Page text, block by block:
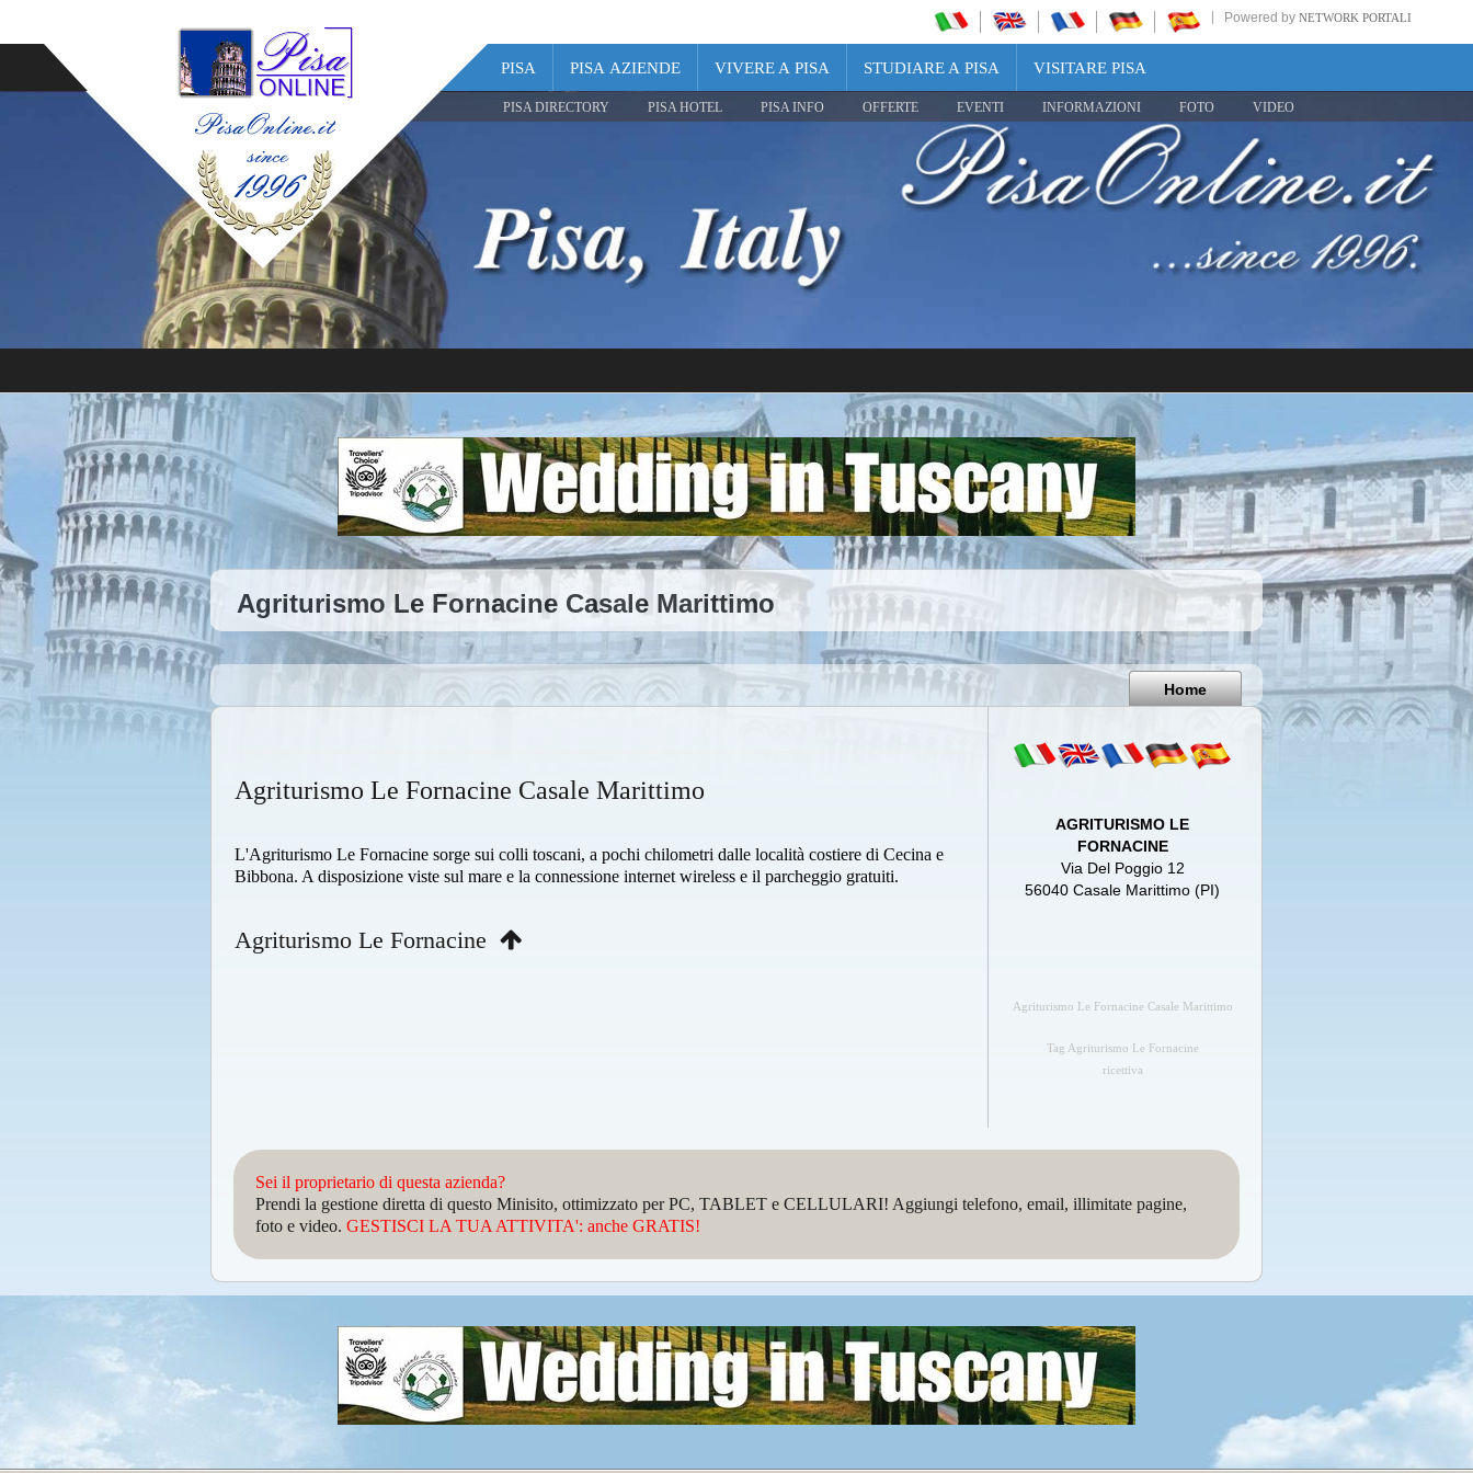
Powered by NETWORK PORTALI
PISA PISA AZIENDE VIVERE A PISA STUDIARE A PISA VISITARE PISA
PISA DIRECTORY PISA HOTEL PISA INFO OFFERTE EVENTI INFORMAZIONI FOTO VIDEO
Share
Pisa
Italy
Agriturismo Le Fornacine Casale Marittimo
Home
Agriturismo Le Fornacine Casale Marittimo
L'Agriturismo Le Fornacine sorge sui colli toscani, a pochi chilometri dalle località costiere di Cecina e
Bibbona. A disposizione viste sul mare e la connessione internet wireless e il parcheggio gratuiti.
Agriturismo Le Fornacine
AGRITURISMO LE
FORNACINE
Via Del Poggio 12
56040 Casale Marittimo (PI)
Agriturismo Le Fornacine Casale Marittimo
Tag Agriturismo Le Fornacine
ricettiva
Sei il proprietario di questa azienda?
Prendi la gestione diretta di questo Minisito, ottimizzato per PC, TABLET e CELLULARI! Aggiungi telefono, email, illimitate pagine,
foto e video. GESTISCI LA TUA ATTIVITA': anche GRATIS!